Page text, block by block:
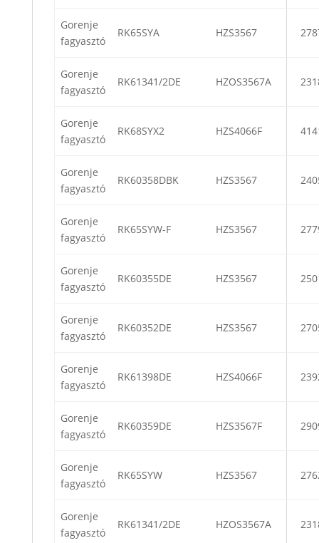
Gorenje
fagyasztó
RK65SYA HZS3567
Gorenje
fagyasztó
RK61341/2DE HZOS3567A
Gorenje
fagyasztó
RK68SYX2 HZS4066F
Gorenje
fagyasztó
RK60358DBK HZS3567
Gorenje
fagyasztó
RK65SYW-F HZS3567
Gorenje
fagyasztó
RK60355DE HZS3567
Gorenje
fagyasztó
RK60352DE HZS3567
Gorenje
fagyasztó
RK61398DE HZS4066F
Gorenje
fagyasztó
RK60359DE HZS3567F
Gorenje
fagyasztó
RK65SYW HZS3567
Gorenje
fagyasztó
RK61341/2DE HZOS3567A